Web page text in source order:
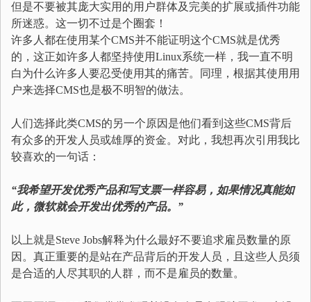
但是不要被其庞大实用的用户群体及完美的扩展或插件功能
所迷惑。这一切不过是个圈套！
许多人都在使用某个CMS并不能证明这个CMS就是优秀
的，这正如许多人都坚持使用Linux系统一样，我一直不明
白为什么许多人要忍受使用其的痛苦。同理，根据其使用用
户来选择CMS也是极不明智的做法。
人们选择此类CMS的另一个原因是他们看到这些CMS背后
有众多的开发人员或雄厚的资金。对此，我想再次引用我比
较喜欢的一句话：
“我希望开发优秀产品和写支票一样容易，如果情况真能如
此，微软就会开发出优秀的产品。”
以上就是Steve Jobs解释为什么最好不要追求雇员数量的原
因。真正重要的是站在产品背后的开发人员，且这些人员须
是合适的人尽其职的人群，而不是雇员的数量。